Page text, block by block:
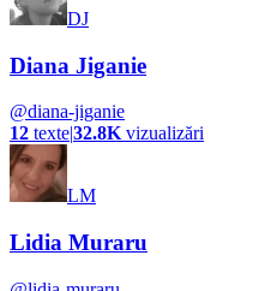
DJ
Diana Jiganie
@diana-jiganie
12 texte|32.8K vizualizări
LM
Lidia Muraru